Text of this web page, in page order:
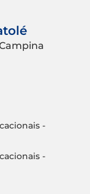
-
-